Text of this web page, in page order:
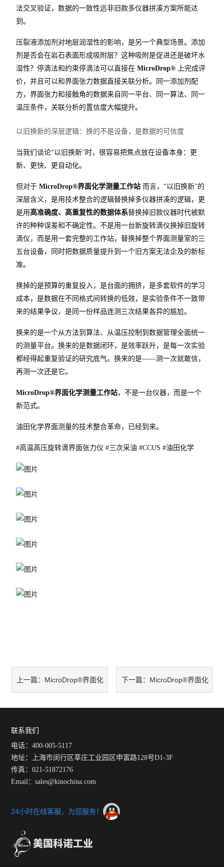
法交叉验证，数据的一致性远非旧款多仪器拼凑方案所能达
到。
压裂液添加剂对地层润湿性的影响，是另一个典型场景。添加
剂是否会在岩石表面形成吸附层？这种吸附是促进还是破坏水
湿性？停滴法和约束停滴法可以直接在MicroDrop® 上完成评
价，并且可以和界面张力数据直接关联分析。同一添加剂配
方，界面张力和接触角的数据来自同一平台、同一算法、同一
温压条件，关联分析的置信度大幅提升。
以旧换新的深层逻辑：换的不是设备，是数据的可信度
当我们谈论“以旧换新"时，很容易把焦点放在设备本身：更
新、更快、更自动化。
但对于MicroDrop®界面化学测量工作站 而言，“以旧换新"的
深层含义，是用技术整合的逻辑替换掉多仪器拼凑的逻辑，更
是用 高准确度、高重复性的数据体系替换掉旧款仪器时代被默
许的种种误差和不确定性。不是用一台新旋转滴仪换掉旧旋转
滴仪，而是用一套完整的工作站，替换掉整个界面测量室的三
五台设备，同时把数据质量提升到一个旧方案无法企及的新标
准。
换掉的是预算的重复投入，是台面的拥挤，是多套软件的学习
成本，是数据在不同格式间转换的低效，是实验条件不一致带
来的结果争议，是同一份样品连测三次结果各异的尴尬。
换来的是一个从方法到算法、从温压控制到数据管理全面统一
的测量平台。换来的是数据闭环，是效率跃升，是每一次实验
都经得起重复验证的研究底气。换来的是——测一次就敢信，
再测一次还是它。
MicroDrop®界面化学测量工作站，不是一台仪器，而是一个
新范式。
油田化学界面测量的技术整合革命，已经到来。
#高温高压旋转滴界面张力仪 #三次采油 #CCUS #油田化学
上一篇： MicroDrop®界面化
测量进入新阶段
下一篇： MicroDrop®界面化
联系我们
电话：400-005-5117
地址：上海市闵行区莘庄工业园区申富路128号D1-3F
传真：021-51872176
Email：sales@kinochina.com
24小时在线客服，为您服务！